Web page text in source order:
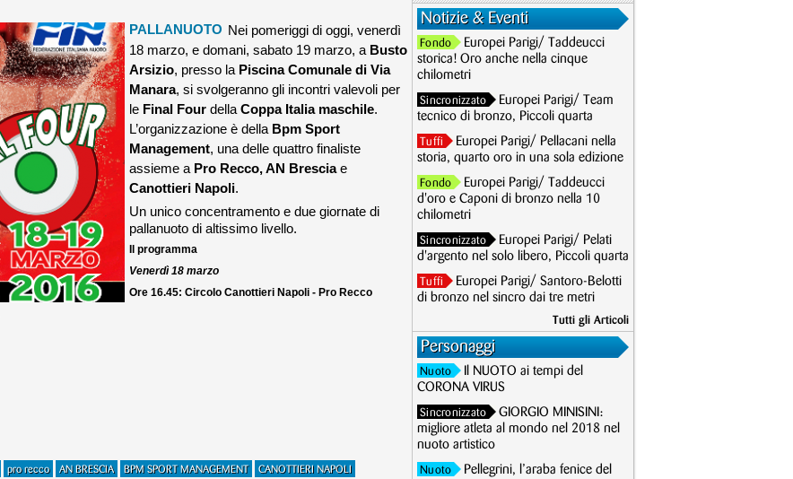
PALLANUOTO Nei pomeriggi di oggi, venerdì
18 marzo, e domani, sabato 19 marzo, a Busto
Arsizio, presso la Piscina Comunale di Via
Manara, si svolgeranno gli incontri valevoli per
le Final Four della Coppa Italia maschile.
L’organizzazione è della Bpm Sport
Management, una delle quattro finaliste
assieme a Pro Recco, AN Bresciae
Canottieri Napoli.
Un unico concentramento e due giornate di
pallanuoto di altissimo livello.
Il programma
Venerdì 18 marzo
Ore 16.45: Circolo Canottieri Napoli - Pro Recco
pro recco AN BRESCIA BPM SPORT MANAGEMENT CANOTTIERI NAPOLI
Notizie & Eventi
Fondo
Europei Parigi/ Taddeucci
storica! Oro anche nella cinque
chilometri
Sincronizzato
Europei Parigi/ Team
tecnico di bronzo, Piccoli quarta
Tuffi
Europei Parigi/ Pellacani nella
storia, quarto oro in una sola edizione
Fondo
Europei Parigi/ Taddeucci
d'oro e Caponi di bronzo nella 10
chilometri
Sincronizzato
Europei Parigi/ Pelati
d'argento nel solo libero, Piccoli quarta
Tuffi
Europei Parigi/ Santoro-Belotti
di bronzo nel sincro dai tre metri
Tutti gli Articoli
Personaggi
Nuoto
Il NUOTO ai tempi del
CORONA VIRUS
Sincronizzato
GIORGIO MINISINI:
migliore atleta al mondo nel 2018 nel
nuoto artistico
Nuoto
Pellegrini, l’araba fenice del